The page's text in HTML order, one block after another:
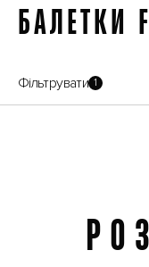
БАЛЕТКИ
Фільтрувати 1
Розпродаж